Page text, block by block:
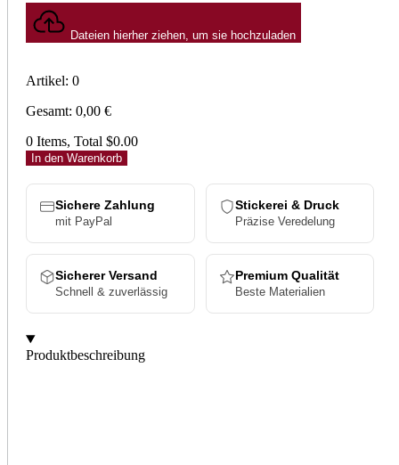
Dateien hierher ziehen, um sie hochzuladen
Artikel: 0
Gesamt: 0,00 €
0 Items, Total $0.00
In den Warenkorb
Sichere Zahlung
mit PayPal
Stickerei & Druck
Präzise Veredelung
Sicherer Versand
Schnell & zuverlässig
Premium Qualität
Beste Materialien
Produktbeschreibung